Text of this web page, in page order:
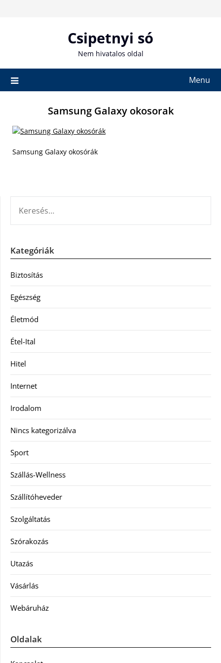
Csipetnyi só
Nem hivatalos oldal
Menu
Samsung Galaxy okosorak
Samsung Galaxy okosórák
Kategóriák
Biztosítás
Egészség
Életmód
Étel-Ital
Hitel
Internet
Irodalom
Nincs kategorizálva
Sport
Szállás-Wellness
Szállítóheveder
Szolgáltatás
Szórakozás
Utazás
Vásárlás
Webáruház
Oldalak